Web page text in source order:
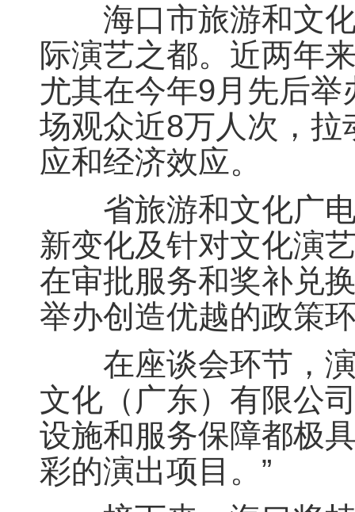
海口市旅游和文化
际演艺之都。近两年
尤其在今年9月先后举
场观众近8万人次，
应和经济效应。
省旅游和文化广电
新变化及针对文化演
在审批服务和奖补兑
举办创造优越的政策
在座谈会环节，演
文化（广东）有限公
设施和服务保障都极
彩的演出项目。”